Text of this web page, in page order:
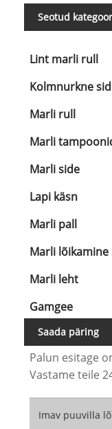
Seotud
Lint marli rull
Kolmnurkne
Marli rull
Marli
Marli side
Lapi käsn
Marli pall
Marli lõikamine
Marli leht
Gamgee
Saada päring
Palun esitage
Vastame teile